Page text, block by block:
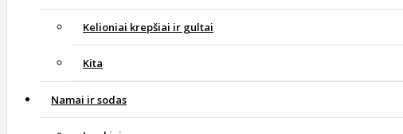
Kelioniai krepšiai ir gultai
Kita
Namai ir sodas